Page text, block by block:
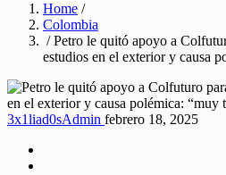
Home /
Colombia
/ Petro le quitó apoyo a
estudios en el exterior y causa
3x1liad0sAdmin febrero 18, 2025